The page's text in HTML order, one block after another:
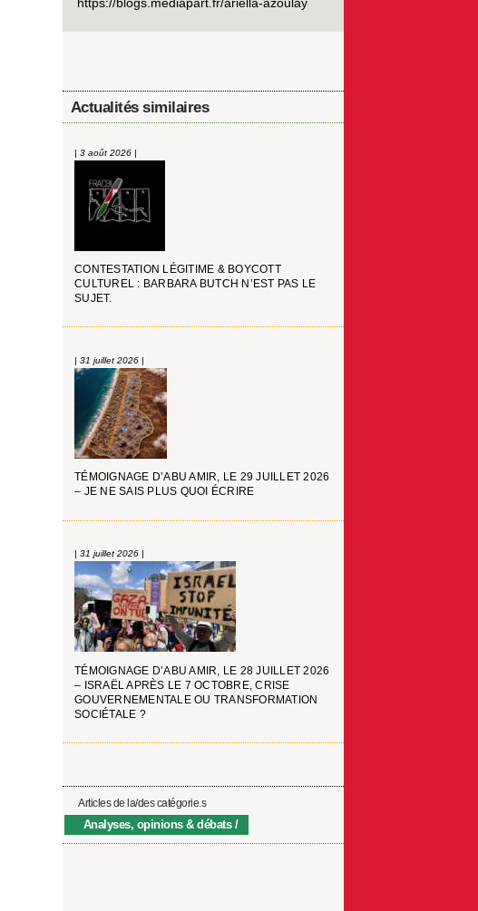
https://blogs.mediapart.fr/ariella-azoulay
Actualités similaires
| 3 août 2026 |
CONTESTATION LÉGITIME & BOYCOTT
CULTUREL : BARBARA BUTCH N’EST PAS LE
SUJET.
| 31 juillet 2026 |
TÉMOIGNAGE D’ABU AMIR, LE 29 JUILLET 2026
– JE NE SAIS PLUS QUOI ÉCRIRE
| 31 juillet 2026 |
TÉMOIGNAGE D’ABU AMIR, LE 28 JUILLET 2026
– ISRAËL APRÈS LE 7 OCTOBRE, CRISE
GOUVERNEMENTALE OU TRANSFORMATION
SOCIÉTALE ?
Articles de la/des catégorie.s
Analyses, opinions & débats